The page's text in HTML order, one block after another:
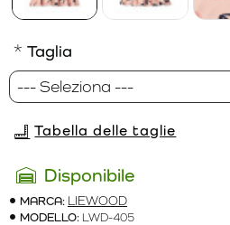
Disponibile
MARCA: LIEWOOD
MODELLO: LWD-405
Taglia
Tabella delle taglie